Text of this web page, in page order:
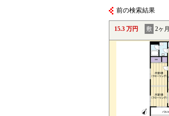
前の検索結果
15.3 万円 敷 2ヶ月